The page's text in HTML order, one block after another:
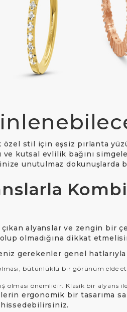
Alyanslar
Alyanslar
özel stil için eşsiz pırlanta
ve kutsal evlilik bağını
unutulmaz
çıkan alyanslar ve zengin
olmadığına dikkat
gerekenler genel
bütünlüklü bir görünüm elde
önemlidir. Klasik bir alyans
ergonomik bir